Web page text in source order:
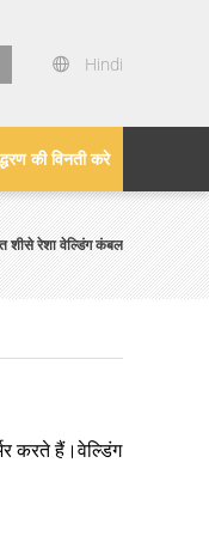
Hindi
की विनती करे
शीसे रेशा वेल्डिंग कंबल
करते हैं।वेल्डिंग कंबल का